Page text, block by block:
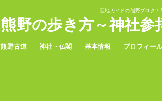
聖地ガイドの熊野ブログ！
熊野の歩き方～神社参
熊野古道 神社・仏閣 基本情報 プロフィー